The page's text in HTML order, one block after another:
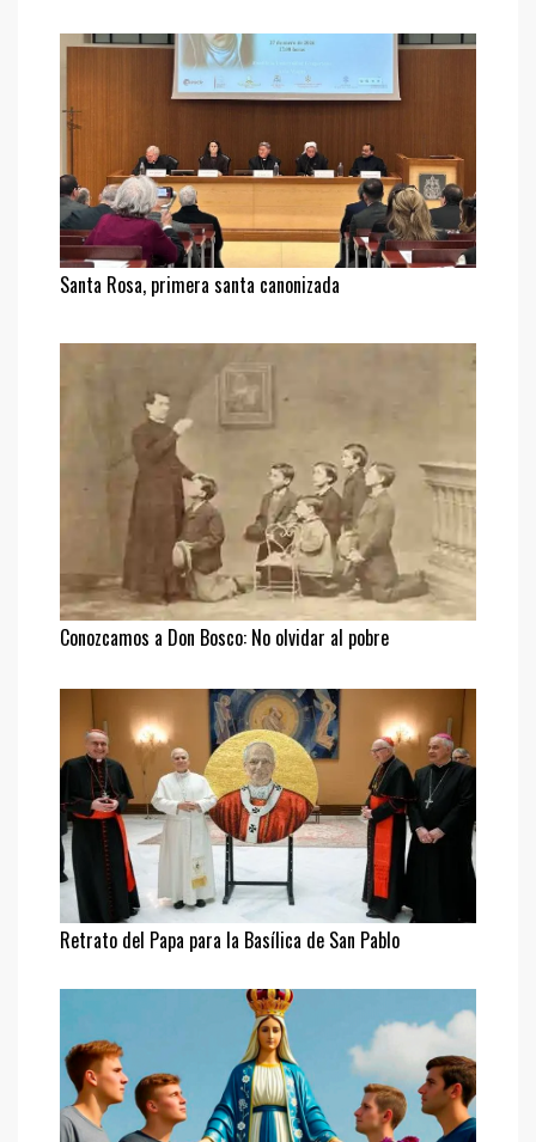
Santa Rosa, primera santa canonizada
Conozcamos a Don Bosco: No olvidar al pobre
Retrato del Papa para la Basílica de San Pablo